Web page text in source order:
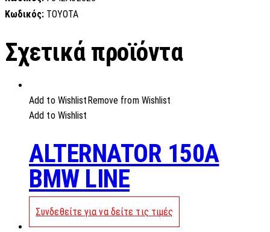
Κωδικός: TOYOTA
Σχετικά προϊόντα
Add to Wishlist Remove from Wishlist
Add to Wishlist
ALTERNATOR 150A
BMW LINE
Συνδεθείτε για να δείτε τις τιμές